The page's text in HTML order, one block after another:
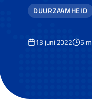
DUURZAAMHEID
13 juni 2022 5